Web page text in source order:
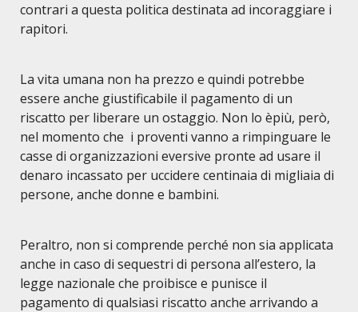
contrari a questa politica destinata ad incoraggiare i
rapitori.
La vita umana non ha prezzo e quindi potrebbe
essere anche giustificabile il pagamento di un
riscatto per liberare un ostaggio. Non lo èpiù, però,
nel momento che i proventi vanno a rimpinguare le
casse di organizzazioni eversive pronte ad usare il
denaro incassato per uccidere centinaia di migliaia di
persone, anche donne e bambini.
Peraltro, non si comprende perché non sia applicata
anche in caso di sequestri di persona all’estero, la
legge nazionale che proibisce e punisce il
pagamento di qualsiasi riscatto anche arrivando a